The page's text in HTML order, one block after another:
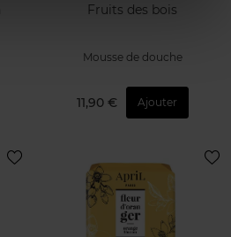
Fruits des bois
Mousse de douche
11,90 € Ajouter